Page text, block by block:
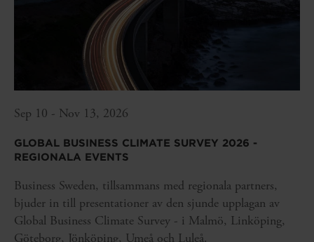
Sep 10 - Nov 13, 2026
GLOBAL BUSINESS CLIMATE SURVEY 2026 -
REGIONALA EVENTS
Business Sweden, tillsammans med regionala partners,
bjuder in till presentationer av den sjunde upplagan av
Global Business Climate Survey - i Malmö, Linköping,
Göteborg, Jönköping, Umeå och Luleå.